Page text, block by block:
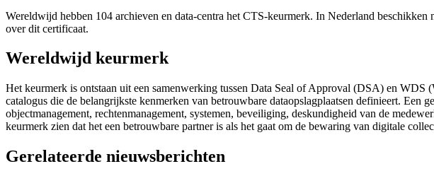
Wereldwijd hebben 104 archieven en data-centra het CTS-keurmerk. In Nederland
over dit certificaat.
Wereldwijd keurmerk
Het keurmerk is ontstaan uit een samenwerking tussen Data Seal of Approval (DSA) en
catalogus die de belangrijkste kenmerken van betrouwbare dataopslagplaatsen definieert.
objectmanagement, rechtenmanagement, systemen, beveiliging, deskundigheid van de
keurmerk zien dat het een betrouwbare partner is als het gaat om de bewaring van digitale
Gerelateerde nieuwsberichten